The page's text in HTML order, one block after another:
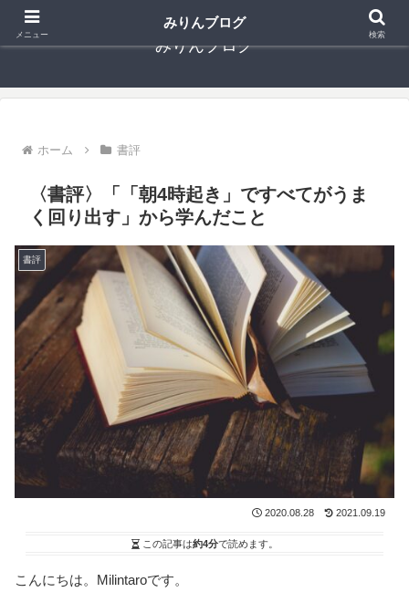
みりんブログ
ホーム 書評
〈書評〉「「朝4時起き」ですべてがうま
く回り出す」から学んだこと
書評
2020.08.28 2021.09.19
この記事は約4分で読めます。
こんにちは。Milintaroです。
メニュー
みりんブログ
検索